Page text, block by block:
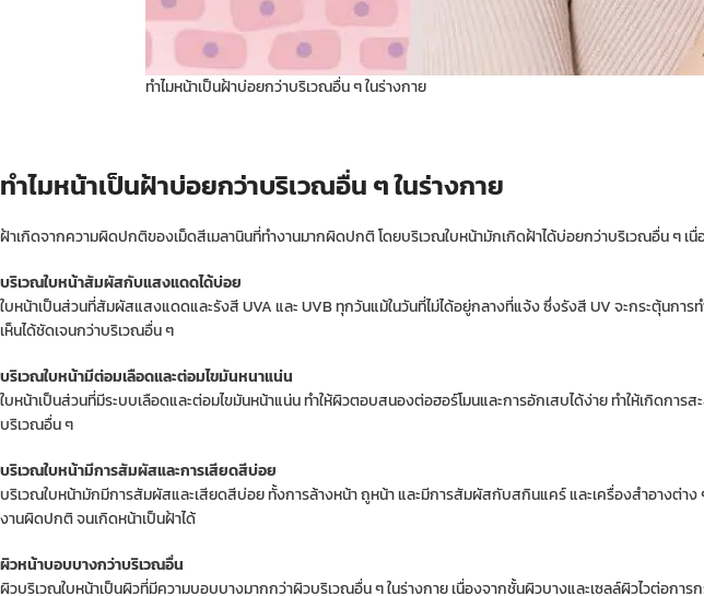
ทำไมหน้าเป็นฝ้าบ่อยกว่าบริเวณอื่น ๆ ในร่างกาย
ทำไมหน้าเป็นฝ้าบ่อยกว่าบริเวณอื่น ๆ ในร่างกาย
ฝ้าเกิดจากความผิดปกติของเม็ดสีเมลานินที่ทำงานมากผิดปกติ โดยบริเวณใบหน้ามักเกิดฝ้าได้บ่อยกว่าบริเวณอื่น ๆ เนื่
บริเวณใบหน้าสัมผัสกับแสงแดดได้บ่อย
ใบหน้าเป็นส่วนที่สัมผัสแสงแดดและรังสี UVA และ UVB ทุกวันแม้ในวันที่ไม่ได้อยู่กลางที่แจ้ง ซึ่งรังสี UV จะกระตุ้นการ
เห็นได้ชัดเจนกว่าบริเวณอื่น ๆ
บริเวณใบหน้ามีต่อมเลือดและต่อมไขมันหนาแน่น
ใบหน้าเป็นส่วนที่มีระบบเลือดและต่อมไขมันหน้าแน่น ทำให้ผิวตอบสนองต่อฮอร์โมนและการอักเสบได้ง่าย ทำให้เกิดการ
บริเวณอื่น ๆ
บริเวณใบหน้ามีการสัมผัสและการเสียดสีบ่อย
บริเวณใบหน้ามักมีการสัมผัสและเสียดสีบ่อย ทั้งการล้างหน้า ถูหน้า และมีการสัมผัสกับสกินแคร์ และเครื่องสำอางต่าง
งานผิดปกติ จนเกิดหน้าเป็นฝ้าได้
ผิวหน้าบอบบางกว่าบริเวณอื่น
ผิวบริเวณใบหน้าเป็นผิวที่มีความบอบบางมากกว่าผิวบริเวณอื่น ๆ ในร่างกาย เนื่องจากชั้นผิวบางและเซลล์ผิวไวต่อการ